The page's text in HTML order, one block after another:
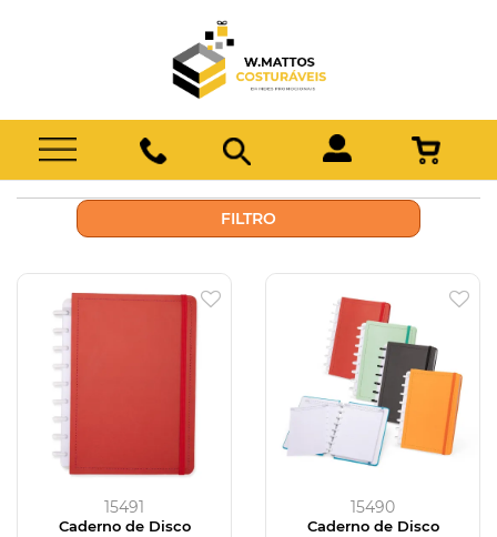
FILTRO
15491
Caderno de Disco
15490
Caderno de Disco